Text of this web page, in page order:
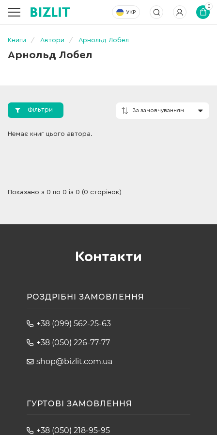
УКР
0
Книги Автори Арнольд Лобел
Арнольд Лобел
Фільтри
Немає книг цього автора.
Показано з 0 по 0 із 0 (0 сторінок)
Контакти
РОЗДРІБНІ ЗАМОВЛЕННЯ
+38 (099) 562-25-63
+38 (050) 226-77-77
shop@bizlit.com.ua
ГУРТОВІ ЗАМОВЛЕННЯ
+38 (050) 218-95-95